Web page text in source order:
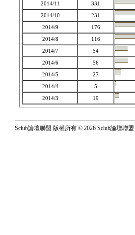
2014/11
331
2014/10
231
2014/9
176
2014/8
116
2014/7
54
2014/6
56
2014/5
27
2014/4
5
2014/3
19
Sclub論壇聯盟 版權所有 © 2026 Sclub論壇聯盟